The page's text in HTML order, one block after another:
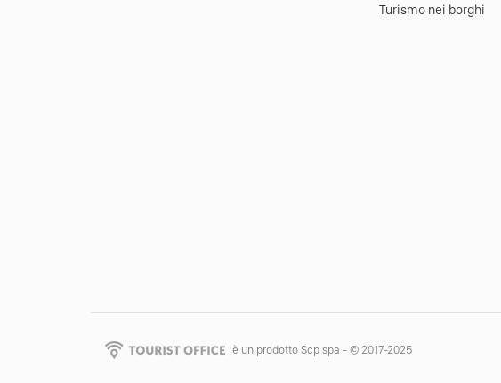
Turismo nei borghi
è un prodotto Scp spa - © 2017-2025